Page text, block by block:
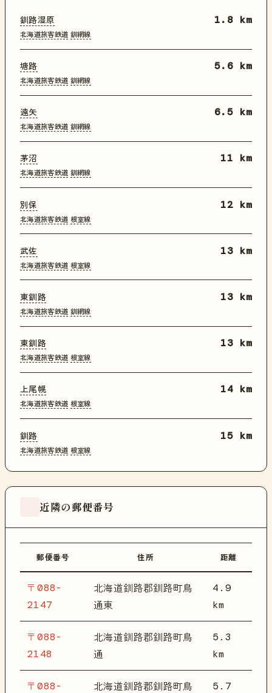
釧路湿原
北海道旅客鉄道 釧網線
1.8 km
塘路
北海道旅客鉄道 釧網線
5.6 km
遠矢
北海道旅客鉄道 釧網線
6.5 km
茅沼
北海道旅客鉄道 釧網線
11 km
別保
北海道旅客鉄道 根室線
12 km
武佐
北海道旅客鉄道 根室線
13 km
東釧路
北海道旅客鉄道 釧網線
13 km
東釧路
北海道旅客鉄道 根室線
13 km
上尾幌
北海道旅客鉄道 根室線
14 km
釧路
北海道旅客鉄道 根室線
15 km
近隣の郵便番号
郵便番号 住所 距離
〒088-
2147
北海道釧路郡釧路町鳥
通東
4.9
km
〒088-
2148
北海道釧路郡釧路町鳥
通
5.3
km
〒088- 北海道釧路郡釧路町鳥 5.7